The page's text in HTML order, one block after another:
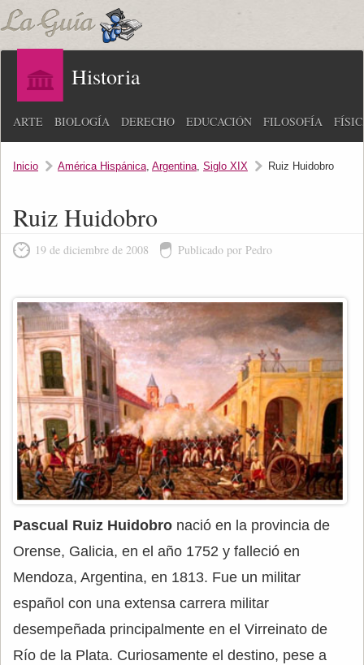
Historia
ARTE BIOLOGÍA DERECHO EDUCACIÓN FILOSOFÍA
Inicio América Hispánica, Argentina, Siglo XIX Ruiz Huidobro
Ruiz Huidobro
19 de diciembre de 2008 Publicado por Pedro
Pascual Ruiz Huidobro nació en la provincia de
Orense, Galicia, en el año 1752 y falleció en
Mendoza, Argentina, en 1813. Fue un militar
español con una extensa carrera militar
desempeñada principalmente en el Virreinato de
Río de la Plata. Curiosamente el destino, pese a